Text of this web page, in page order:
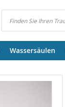
Suchen
Wassersäulen